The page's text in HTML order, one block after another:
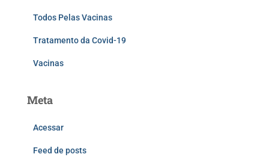
Todos Pelas Vacinas
Tratamento da Covid-19
Vacinas
Meta
Acessar
Feed de posts